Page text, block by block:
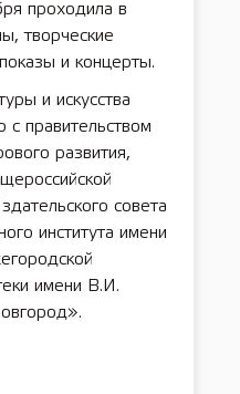
проходила в
творческие
и концерты.
и искусства
правительством
развития,
совета
института имени
имени В.И.